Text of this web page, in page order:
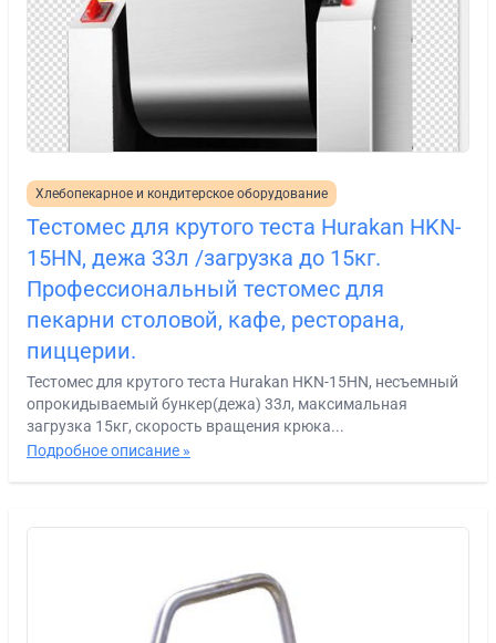
Хлебопекарное и кондитерское оборудование
Тестомес для крутого теста Hurakan HKN-
15HN, дежа 33л /загрузка до 15кг.
Профессиональный тестомес для
пекарни столовой, кафе, ресторана,
пиццерии.
Тестомес для крутого теста Hurakan HKN-15HN, несъемный
опрокидываемый бункер(дежа) 33л, максимальная
загрузка 15кг, скорость вращения крюка...
Подробное описание »